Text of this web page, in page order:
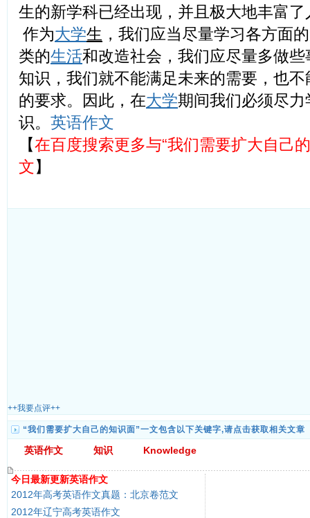
生的新学科已经出现，并且极大地丰富
作为大学生 ，我们应当尽量学习各方面
类的生活和改造社会，我们应尽量多做
知识，我们就不能满足未来的需要，也
的要求。因此，在大学期间我们必须尽
识。 英语作文
【在百度搜索更多与“我们需要扩大自己
文】
++我要点评++
“我们需要扩大自己的知识面”一文包含以下关键字,请点击获取相关文章
英语作文 知识 Knowledge
今日最新更新英语作文
2012年高考英语作文真题：北京卷范文
2012年辽宁高考英语作文